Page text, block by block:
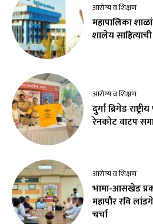
आरोग्य व शिक्षण
महापालिका
शालेय
आरोग्य व शिक्षण
दुर्गा ब्रिगेड
रेनकोट वाटप
आरोग्य व शिक्षण
भामा-आसखेड
महापौर रवि
चर्चा